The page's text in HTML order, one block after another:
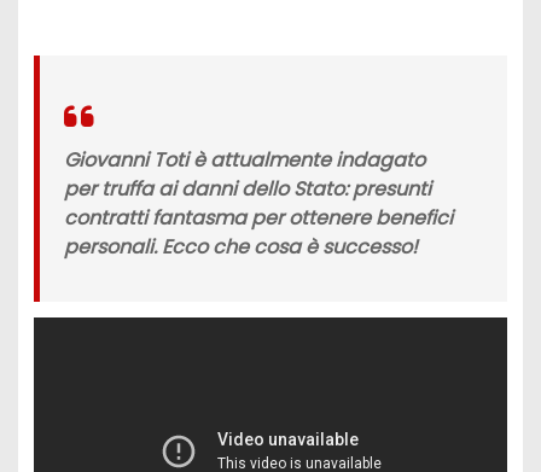
Giovanni Toti è attualmente indagato
per truffa ai danni dello Stato: presunti
contratti fantasma per ottenere benefici
personali. Ecco che cosa è successo!